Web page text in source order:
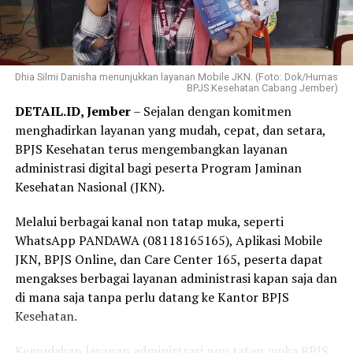
aktif memberikan rasa tenang ketika harus mengakses
layanan kesehatan.
“Menurut saya, jangan menunggu sampai sakit baru
mengurus kepesertaan JKN. Selagi ada kemudahan
melalui Program REHAB 3.0, manfaatkan kesempatan
ini untuk melunasi tunggakan secara bertahap. Dengan
kepesertaan JKN yang tetap aktif, kita dan keluarga bisa
merasa lebih tenang karena perlindungan kesehatan
sudah siap digunakan kapan pun dibutuhkan,” tuturnya.
Pengalaman tersebut semakin menguatkan
keyakinannya bahwa Program JKN berperan penting
dalam memastikan masyarakat memperoleh akses
pelayanan kesehatan tanpa terkendala biaya.
pasien yang dapat memperoleh pemeriksaan,
pengobatan, hingga rujukan sesuai kebutuhan karena
menjadi peserta JKN. Pengalaman itu membuat saya
semakin yakin bahwa Program JKN memiliki manfaat
yang sangat besar, terutama dalam memastikan
masyarakat tetap dapat mengakses layanan kesehatan
tanpa terkendala biaya,” ujar Linda.
Selain sebagai tenaga kesehatan, Linda juga merasakan
langsung manfaat Program JKN dalam kehidupan
keluarganya.
Dhia Silmi Danisha menunjukkan layanan Mobile JKN. (Foto: Dok/Humas
BPJS Kesehatan Cabang Jember)
DETAIL.ID, Jember– Sejalan dengan komitmen
menghadirkan layanan yang mudah, cepat, dan setara,
BPJS Kesehatan terus mengembangkan layanan
administrasi digital bagi peserta Program Jaminan
Kesehatan Nasional (JKN).
Melalui berbagai kanal non tatap muka, seperti
WhatsApp PANDAWA (08118165165), Aplikasi Mobile
JKN, BPJS Online, dan Care Center 165, peserta dapat
mengakses berbagai layanan administrasi kapan saja dan
di mana saja tanpa perlu datang ke Kantor BPJS
Kesehatan.